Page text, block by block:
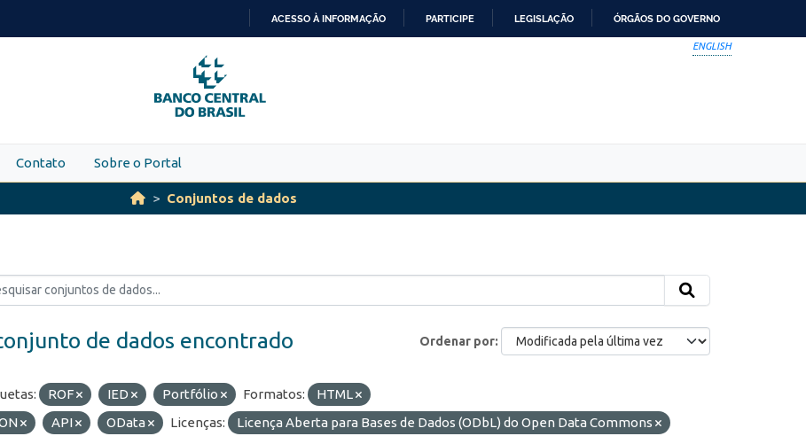
PARA
O
CONTEÚDO
ACESSO À INFORMAÇÃO PARTICIPE LEGISLAÇÃO ÓRGÃOS DO GOVERNO
ENGLISH
Contato Sobre o Portal
Conjuntos de dados
Ordenar por
de dados encontrado
ROF IED Portfólio Formatos:
HTML
API OData Licenças: Licença Aberta para Bases de Dados (ODbL) do Open Data Commons